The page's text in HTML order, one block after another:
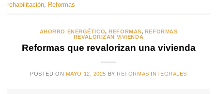
rehabilitación
Reformas
AHORRO ENERGÉTICO,REFORMAS, REFORMAS
REVALORIZAN VIVIENDA
Reformas que revalorizan una vivienda
POSTED ON MAYO 12, 2025 BY REFORMAS INTEGRALES